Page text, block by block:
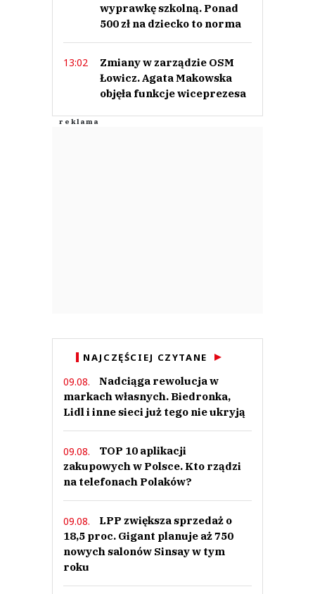
wyprawkę szkolną. Ponad
500 zł na dziecko to norma
13:02
Zmiany w zarządzie OSM
Łowicz. Agata Makowska
objęła funkcje wiceprezesa
NAJCZĘŚCIEJ CZYTANE
09.08.
Nadciąga rewolucja w
markach własnych. Biedronka,
Lidl i inne sieci już tego nie ukryją
09.08.
TOP 10 aplikacji
zakupowych w Polsce. Kto rządzi
na telefonach Polaków?
09.08.
LPP zwiększa sprzedaż o
18,5 proc. Gigant planuje aż 750
nowych salonów Sinsay w tym
roku